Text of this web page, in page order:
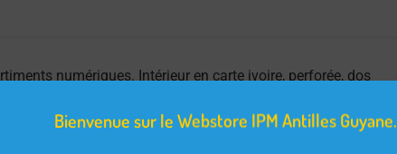
numériques. Intérieur en carte ivoire, perforée, dos
pour une consultation intensive!
Bienvenue sur le Webstore IPM Antilles Guyane.